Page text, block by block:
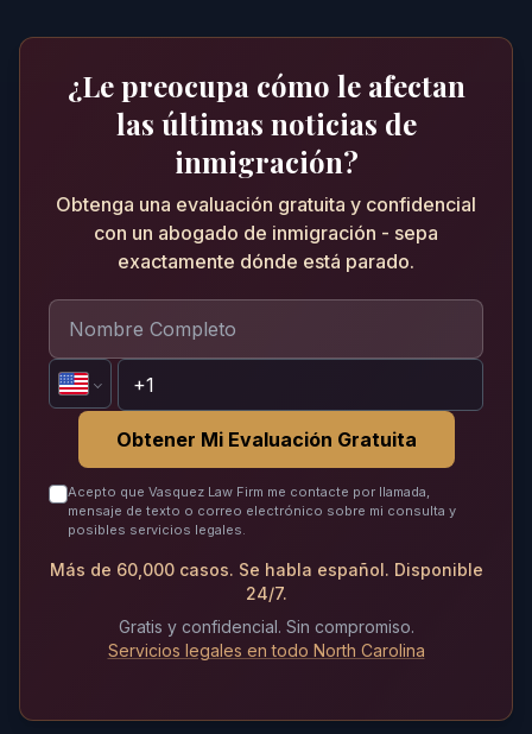
¿Le preocupa cómo le afectan
las últimas noticias de
inmigración?
Obtenga una evaluación gratuita y confidencial
con un abogado de inmigración - sepa
exactamente dónde está parado.
Obtener Mi Evaluación Gratuita
Acepto que Vasquez Law Firm me contacte por llamada,
mensaje de texto o correo electrónico sobre mi consulta y
posibles servicios legales.
Más de 60,000 casos. Se habla español. Disponible
24/7.
Gratis y confidencial. Sin compromiso.
Servicios legales en todo North Carolina